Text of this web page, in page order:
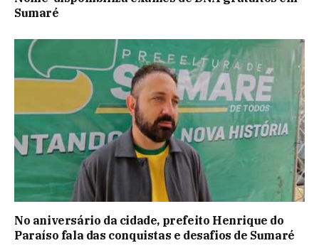
Sumaré
No aniversário da cidade, prefeito Henrique do
Paraíso fala das conquistas e desafios de Sumaré